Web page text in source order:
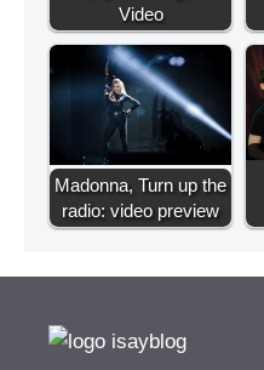
Video
Madonna, Turn up the
radio: video preview